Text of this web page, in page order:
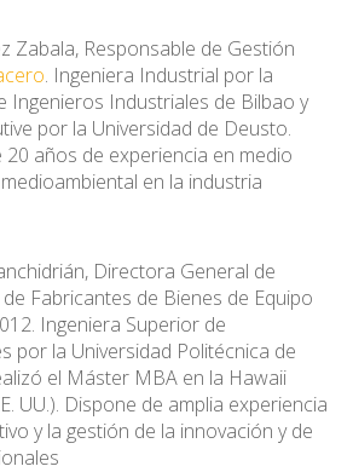
Zabala, Responsable de Gestión
. Ingeniera Industrial por la
Ingenieros Industriales de Bilbao y
por la Universidad de Deusto.
20 años de experiencia en medio
en la industria
Directora General de
Fabricantes de Bienes de Equipo
Ingeniera Superior de
por la Universidad Politécnica de
el Máster MBA en la Hawaii
UU.). Dispone de amplia experiencia
y la gestión de la innovación y de